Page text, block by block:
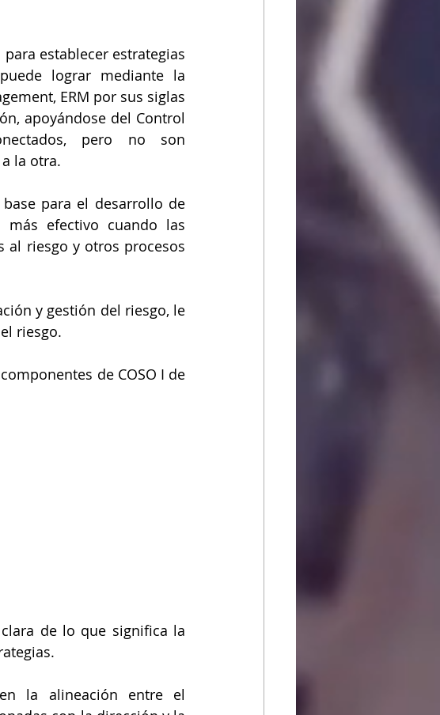
establecer estrategias
lograr mediante la
ERM por sus siglas
apoyándose del Control
pero no son
la otra.
para el desarrollo de
efectivo cuando las
al riesgo y otros procesos
y gestión del riesgo, le
riesgo.
de COSO I de
de lo que significa la
la alineación entre el